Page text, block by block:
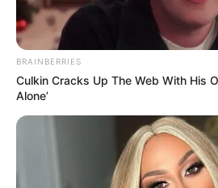
atual da pasta.
BRAINBERRIES
Culkin Cracks Up The Web With His
Alone’